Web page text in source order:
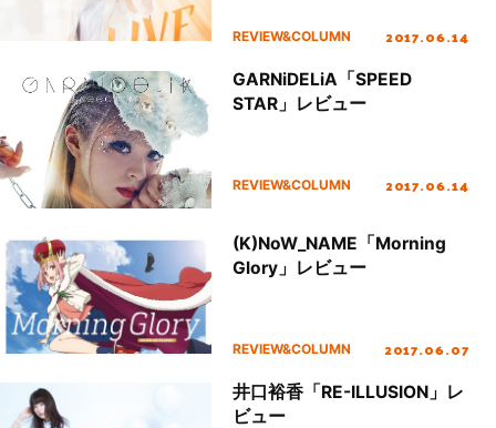
REVIEW&COLUMN 2017.06.14
GARNiDELiA「SPEED
STAR」レビュー
REVIEW&COLUMN 2017.06.14
(K)NoW_NAME「Morning
Glory」レビュー
REVIEW&COLUMN 2017.06.07
井口裕香「RE-ILLUSION」レ
ビュー